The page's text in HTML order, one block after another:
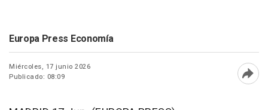
Europa Press Economía
Miércoles, 17 junio 2026
Publicado: 08:09